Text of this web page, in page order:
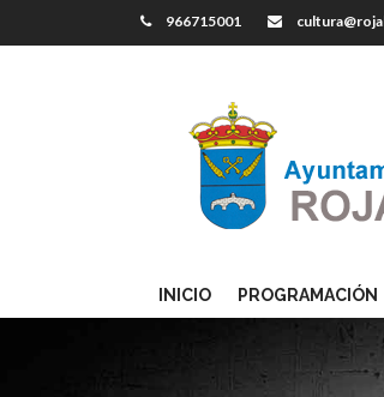
966715001
INICIO PROGRAMACIÓN